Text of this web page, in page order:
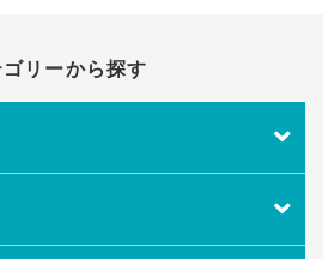
ゴリーから探す